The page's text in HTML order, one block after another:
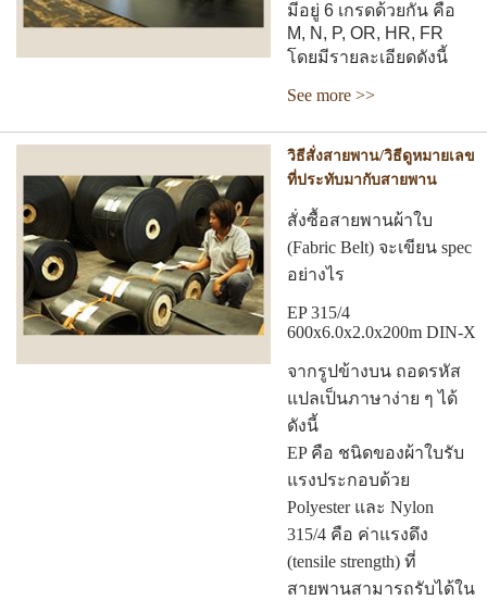
มีอยู่ 6 เกรดด้วยกัน คือ
M, N, P, OR, HR, FR
โดยมีรายละเอียดดังนี้
See more >>
วิธีสั่งสายพาน/วิธีดูหมายเลข
ที่ประทับมากับสายพาน
สั่งซื้อสายพานผ้าใบ
(Fabric Belt) จะเขียน spec
อย่างไร
EP 315/4
600x6.0x2.0x200m DIN-X
จากรูปข้างบน ถอดรหัส
แปลเป็นภาษาง่าย ๆ ได้
ดังนี้
EP คือ ชนิดของผ้าใบรับ
แรงประกอบด้วย
Polyester และ Nylon
315/4 คือ ค่าแรงดึง
(tensile strength) ที่
สายพานสามารถรับได้ใน